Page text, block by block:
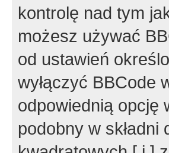
kontrolę nad tym
możesz używać
od ustawień
wyłączyć BBCode
odpowiednią opcję
podobny w